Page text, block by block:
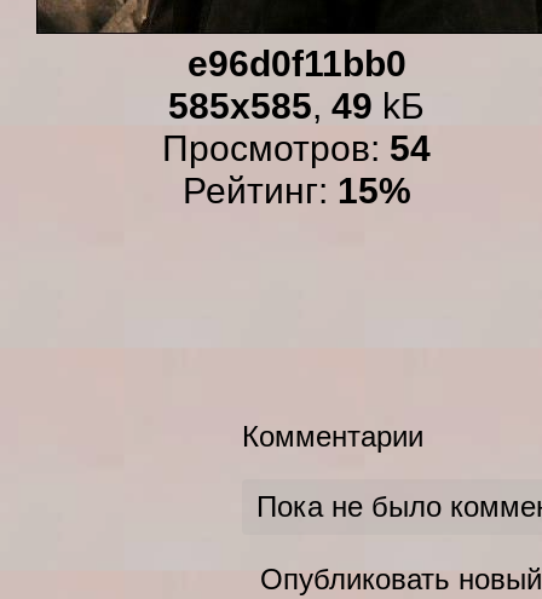
e96d0f11bb0
585x585, 49 kБ
Просмотров: 54
Рейтинг: 15%
Комментарии
Пока не было
Опубликовать